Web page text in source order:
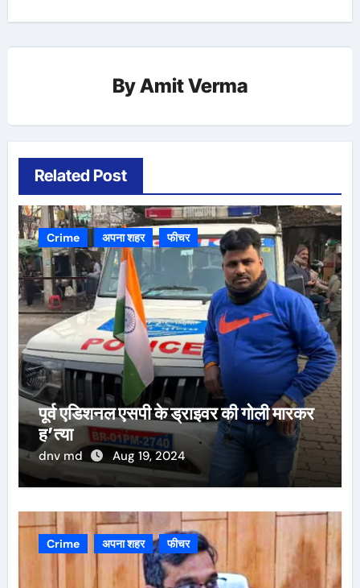
ByAmit Verma
Related Post
Crime अपना शहर फीचर
पूर्व एडिशनल एसपी के ड्राइवर की गोली मारकर
ह’त्या
dnv md Aug 19, 2024
Crime अपना शहर फीचर